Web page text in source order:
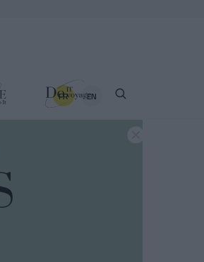
FR EN